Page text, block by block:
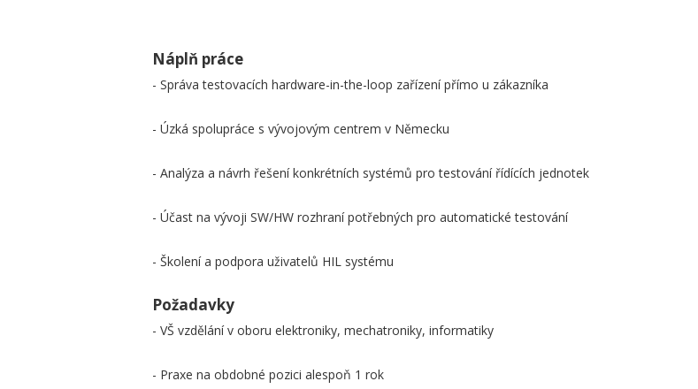
Náplň práce
- Správa testovacích hardware-in-the-loop zařízení přímo u zákazníka
- Úzká spolupráce s vývojovým centrem v Německu
- Analýza a návrh řešení konkrétních systémů pro testování řídících jednotek
- Účast na vývoji SW/HW rozhraní potřebných pro automatické testování
- Školení a podpora uživatelů HIL systému
Požadavky
- VŠ vzdělání v oboru elektroniky, mechatroniky, informatiky
- Praxe na obdobné pozici alespoň 1 rok